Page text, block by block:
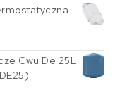
Cwu De 25L